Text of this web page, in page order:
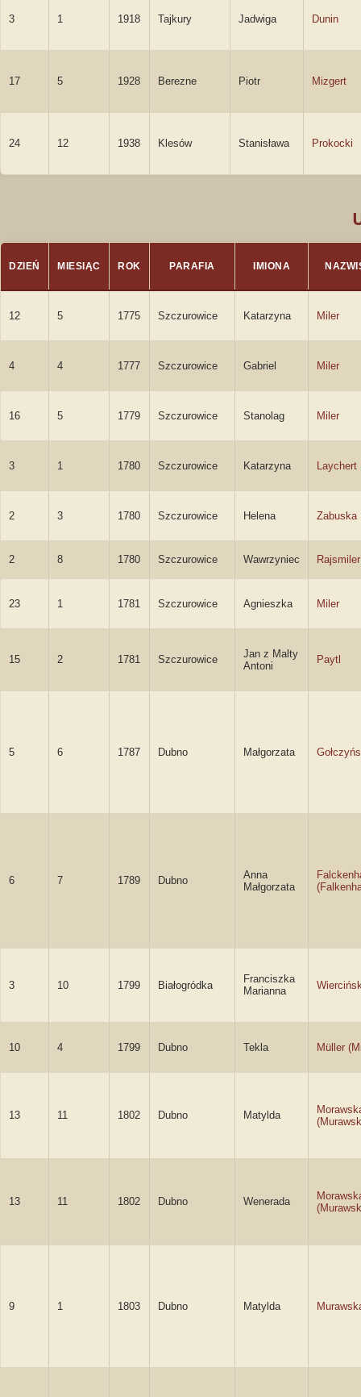
3 1 1918 Tajkury Jadwiga Dunin
17 5 1928 Berezne Piotr Mizgert
24 12 1938 Klesów Stanisława Prokocki
DZIEŃ MIESIĄC ROK PARAFIA IMIONA
12 5 1775 Szczurowice Katarzyna Miler
4 4 1777 Szczurowice Gabriel Miler
16 5 1779 Szczurowice Stanolag Miler
3 1 1780 Szczurowice Katarzyna Laychert
2 3 1780 Szczurowice Helena Zabuska
2 8 1780 Szczurowice Wawrzyniec Rajsmiler
23 1 1781 Szczurowice Agnieszka Miler
15 2 1781 Szczurowice
Jan z Malty
Antoni
Paytl
5 6 1787 Dubno Małgorzata
6 7 1789 Dubno
Anna
Małgorzata
3 10 1799 Białogródka
Franciszka
Marianna
10 4 1799 Dubno Tekla Müller
13 11 1802 Dubno Matylda
13 11 1802 Dubno Wenerada
9 1 1803 Dubno Matylda